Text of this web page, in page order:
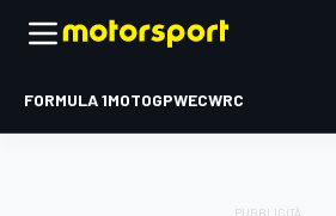
FORMULA 1MOTOGPWECWRC